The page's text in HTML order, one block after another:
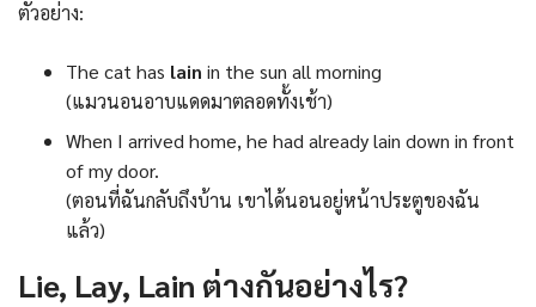
ตัวอย่าง:
The cat has lain in the sun all morning
(แมวนอนอาบแดดมาตลอดทั้งเช้า)
When I arrived home, he had already lain down in front
of my door.
(ตอนที่ฉันกลับถึงบ้าน เขาได้นอนอยู่หน้าประตูของฉัน
แล้ว)
Lie, Lay, Lain ต่างกันอย่างไร?